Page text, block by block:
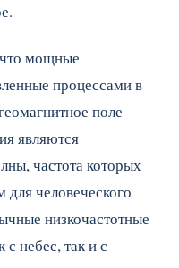
что мощные
процессами в
поле
являются
частота которых
для человеческого
низкочастотные
с небес, так и с